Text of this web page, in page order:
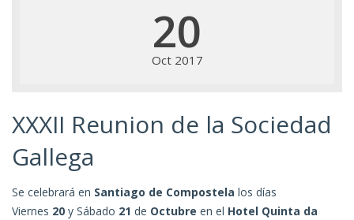
20
Oct 2017
XXXII Reunion de la Sociedad
Gallega
Se celebrará en Santiago de Compostela los días
Viernes 20 y Sábado 21 de Octubre en el Hotel Quinta da